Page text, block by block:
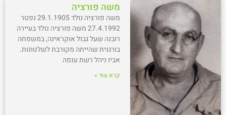
משה פורציה
משה פורציה נולד 29.1.1905 נפטר
27.4.1992 משה פורציה נולד בעיירה
רובנה שעל גבול אוקראינה, במשפחה
בורגנית שהייתה מקורבת לשלטונות.
אביו ניהל רשת ענפה
קרא עוד »